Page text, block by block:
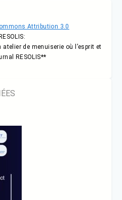
Attribution 3.0
de menuiserie où l’esprit et
RESOLIS**